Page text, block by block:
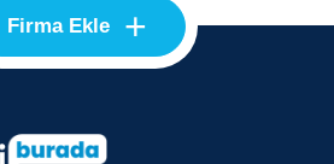
Firma Ekle +